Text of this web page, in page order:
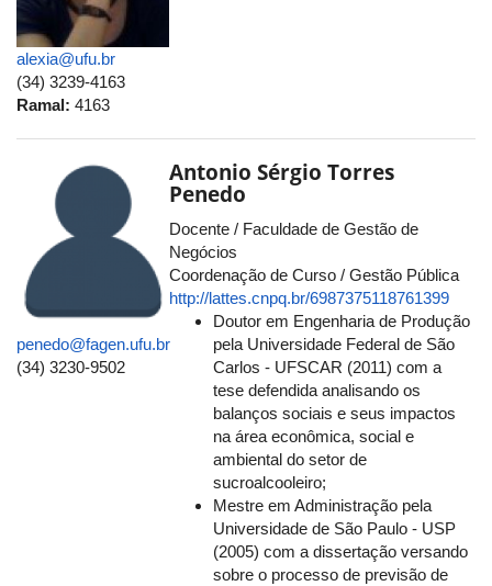
alexia@ufu.br
(34) 3239-4163
Ramal: 4163
penedo@fagen.ufu.br
(34) 3230-9502
Antonio Sérgio Torres
Penedo
Docente / Faculdade de Gestão de
Negócios
Coordenação de Curso / Gestão Pública
http://lattes.cnpq.br/6987375118761399
Doutor em Engenharia de Produção
pela Universidade Federal de São
Carlos - UFSCAR (2011) com a
tese defendida analisando os
balanços sociais e seus impactos
na área econômica, social e
ambiental do setor de
sucroalcooleiro;
Mestre em Administração pela
Universidade de São Paulo - USP
(2005) com a dissertação versando
sobre o processo de previsão de